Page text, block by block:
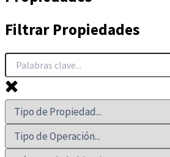
Filtrar Propiedades